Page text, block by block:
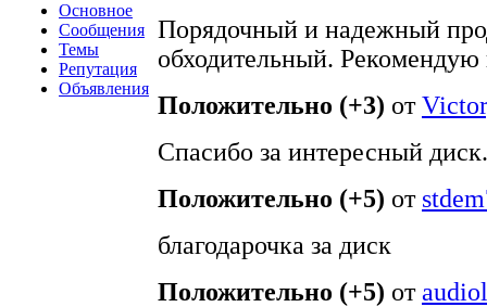
Основное
Сообщения
Темы
Репутация
Объявления
Порядочный и надежный
обходительный. Рекомендую
Положительно (+3) от
Спасибо за интересный диск.
Положительно (+5) от
благодарочка за диск
Положительно (+5) от